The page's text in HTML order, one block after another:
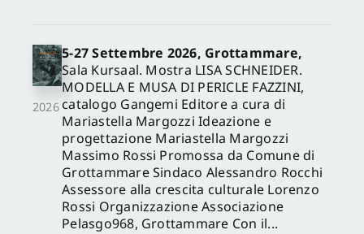
2026
5-27 Settembre 2026, Grottammare,
Sala Kursaal. Mostra LISA SCHNEIDER.
MODELLA E MUSA DI PERICLE FAZZINI,
catalogo Gangemi Editore a cura di
Mariastella Margozzi Ideazione e
progettazione Mariastella Margozzi
Massimo Rossi Promossa da Comune di
Grottammare Sindaco Alessandro Rocchi
Assessore alla crescita culturale Lorenzo
Rossi Organizzazione Associazione
Pelasgo968, Grottammare Con il...